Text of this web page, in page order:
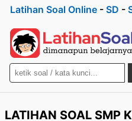
Latihan Soal Online - SD -
LATIHAN SOAL SMP